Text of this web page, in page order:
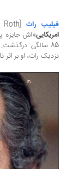
راث[Philip Roth]، تمثال ادبی امریکا که رمان «
85 سالگی درگذشت.
راث، او بر اثر